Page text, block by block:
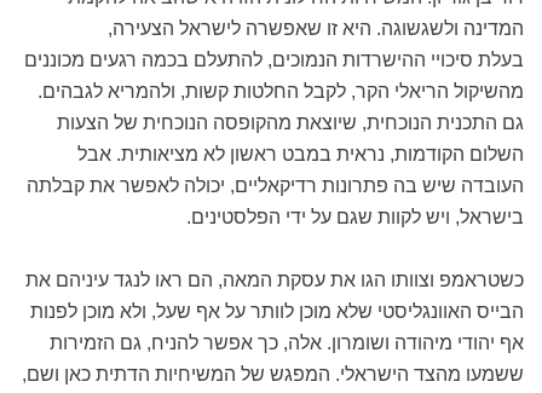
המדינה ולשגשוגה. היא זו שאפשרה לישראל הצעירה,
בעלת סיכויי ההישרדות הנמוכים, להתעלם בכמה רגעים מכוננים
מהשיקול הריאלי הקר, לקבל החלטות קשות, ולהמריא לגבהים.
גם התכנית הנוכחית, שיוצאת מהקופסה הנוכחית של הצעות
השלום הקודמות, נראית במבט ראשון לא מציאותית. אבל
העובדה שיש בה פתרונות רדיקאליים, יכולה לאפשר את קבלתה
בישראל, ויש לקוות שגם על ידי הפלסטינים.
כשטראמפ וצוותו הגו את עסקת המאה, הם ראו לנגד עיניהם את
הבייס האוונגליסטי שלא מוכן לוותר על אף שעל, ולא מוכן לפנות
אף יהודי מיהודה ושומרון. אלה, כך אפשר להניח, גם הזמירות
ששמעו מהצד הישראלי. המפגש של המשיחיות הדתית כאן ושם,